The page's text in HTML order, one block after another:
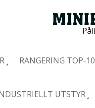
RANGERING TOP-
UTSTYR